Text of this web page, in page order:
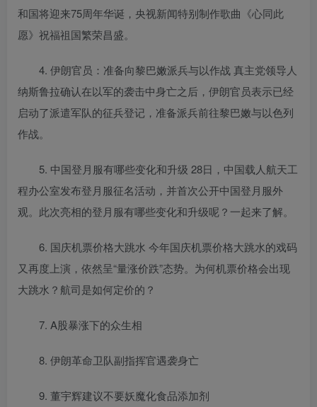
和国将迎来75周年华诞，央视新闻特别制作歌曲《心同此
愿》祝福祖国繁荣昌盛。
4. 伊朗官员：准备向黎巴嫩派兵与以作战 真主党领导人
纳斯鲁拉确认在以军的袭击中身亡之后，伊朗官员表示已经
启动了派遣军队的征兵登记，准备派兵前往黎巴嫩与以色列
作战。
5. 中国登月服有哪些变化和升级 28日，中国载人航天工
程办公室发布登月服征名活动，并首次公开中国登月服外
观。此次亮相的登月服有哪些变化和升级呢？一起来了解。
6. 国庆机票价格大跳水 今年国庆机票价格大跳水的戏码
又再度上演，依然呈“量涨价跌”态势。为何机票价格会出现
大跳水？航司是如何定价的？
7. A股暴涨下的众生相
8. 伊朗革命卫队副指挥官遇袭身亡
9. 董宇辉建议不要妖魔化食品添加剂